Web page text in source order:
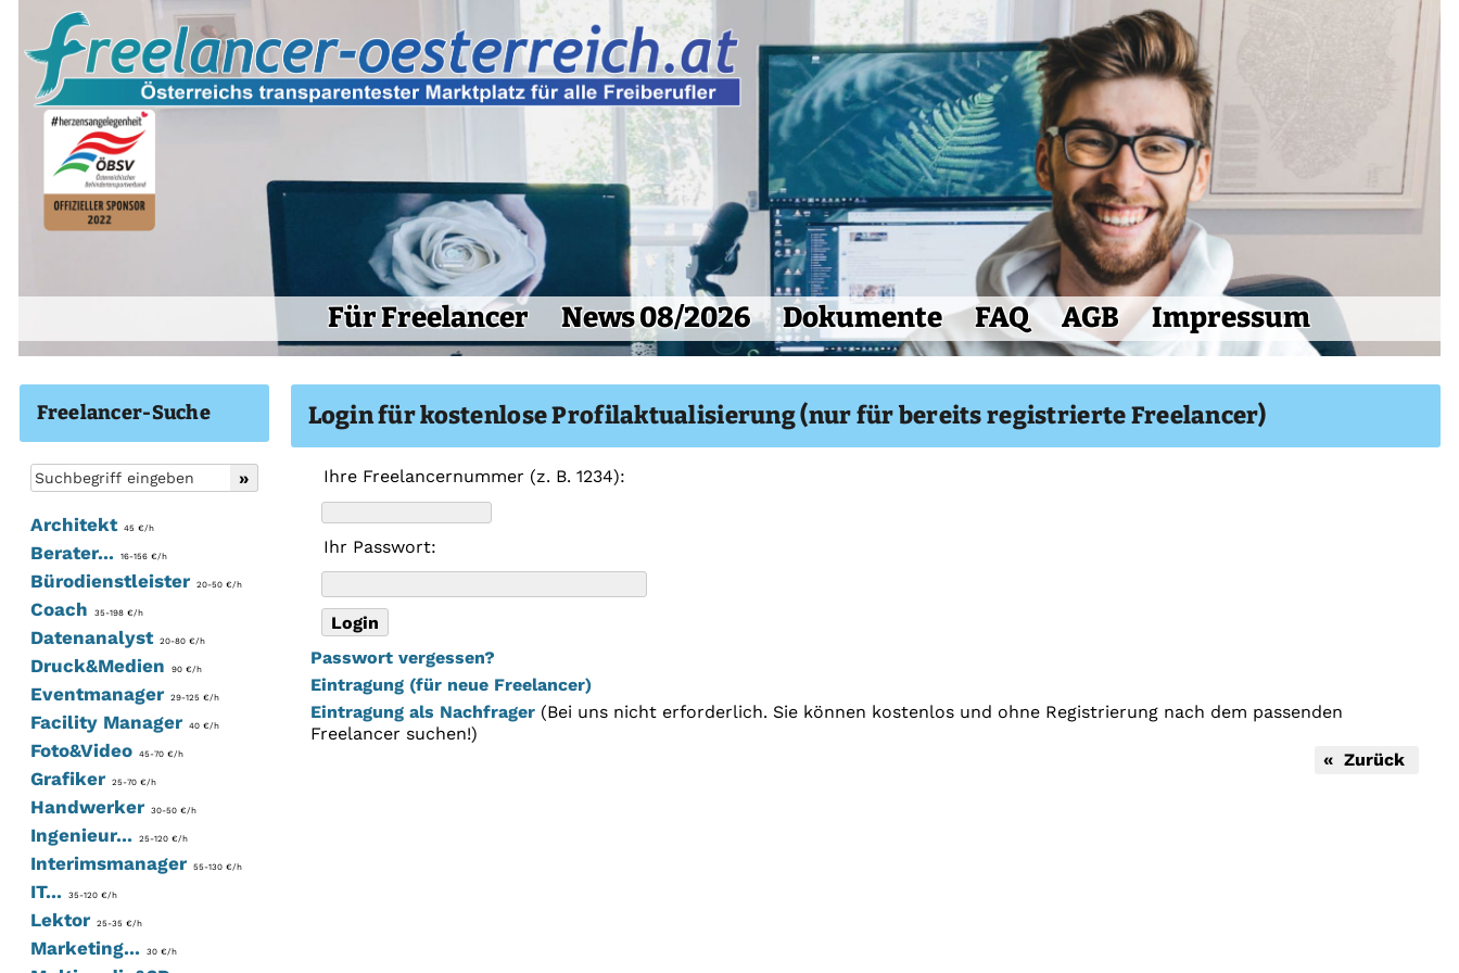
Für Freelancer News 08/2026 Dokumente FAQ AGB Impressum
Freelancer-Suche
Architekt45 €/h
Berater...16-156 €/h
Bürodienstleister 20-50 €/h
Coach 35-198 €/h
Datenanalyst20-80 €/h
Druck&Medien 90 €/h
Eventmanager 29-125 €/h
Facility Manager 40 €/h
Foto&Video45-70 €/h
Grafiker 25-70 €/h
Handwerker 30-50 €/h
Ingenieur...25-120 €/h
Interimsmanager 55-130 €/h
IT...35-120 €/h
Lektor 25-35 €/h
Marketing...30 €/h
Login für kostenlose Profilaktualisierung (nur für bereits registrierte Freelancer)
Ihre Freelancernummer (z. B. 1234):
Ihr Passwort:
Passwort vergessen?
Eintragung (für neue Freelancer)
Eintragung als Nachfrager (Bei uns nicht erforderlich. Sie können kostenlos und ohne Registrierung nach dem passenden
Freelancer suchen!)
« Zurück